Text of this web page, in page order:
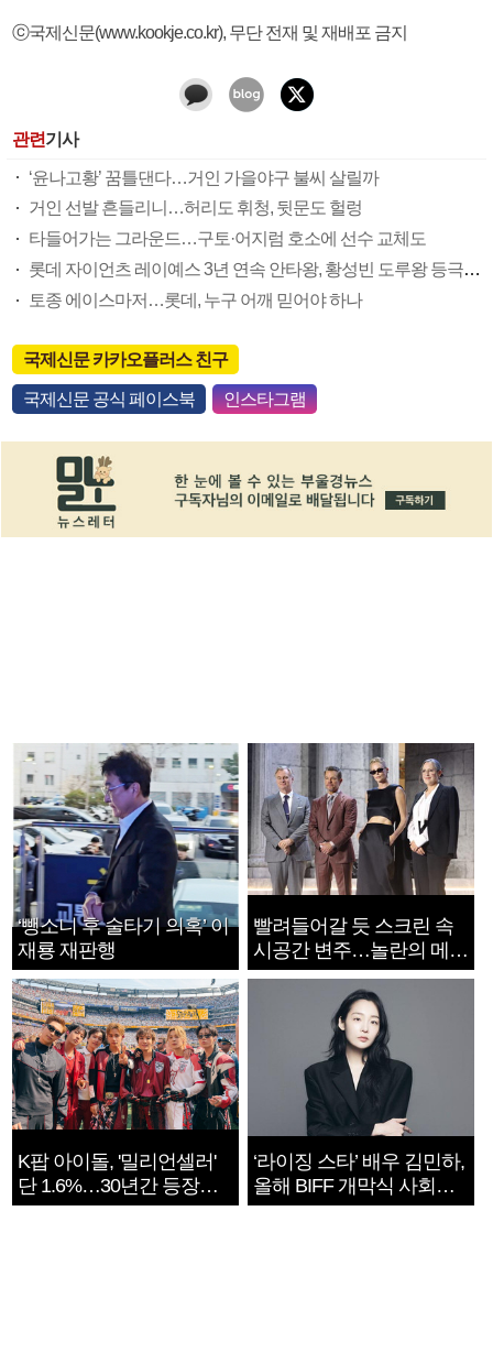
ⓒ국제신문(www.kookje.co.kr), 무단 전재 및 재배포 금지
관련기사
‘윤나고황’ 꿈틀댄다…거인 가을야구 불씨 살릴까
거인 선발 흔들리니…허리도 휘청, 뒷문도 헐렁
타들어가는 그라운드…구토·어지럼 호소에 선수 교체도
롯데 자이언츠 레이예스 3년 연속 안타왕, 황성빈 도루왕 등극할까
토종 에이스마저…롯데, 누구 어깨 믿어야 하나
국제신문 카카오플러스 친구
국제신문 공식 페이스북 인스타그램
‘뺑소니 후 술타기 의혹’ 이
재룡 재판행
빨려들어갈 듯 스크린 속
시공간 변주…놀란의 메시
지는 ‘전쟁 속죄’
K팝 아이돌, '밀리언셀러'
단 1.6%…30년간 등장
1182개팀 전수조사
‘라이징 스타’ 배우 김민하,
올해 BIFF 개막식 사회자
확정